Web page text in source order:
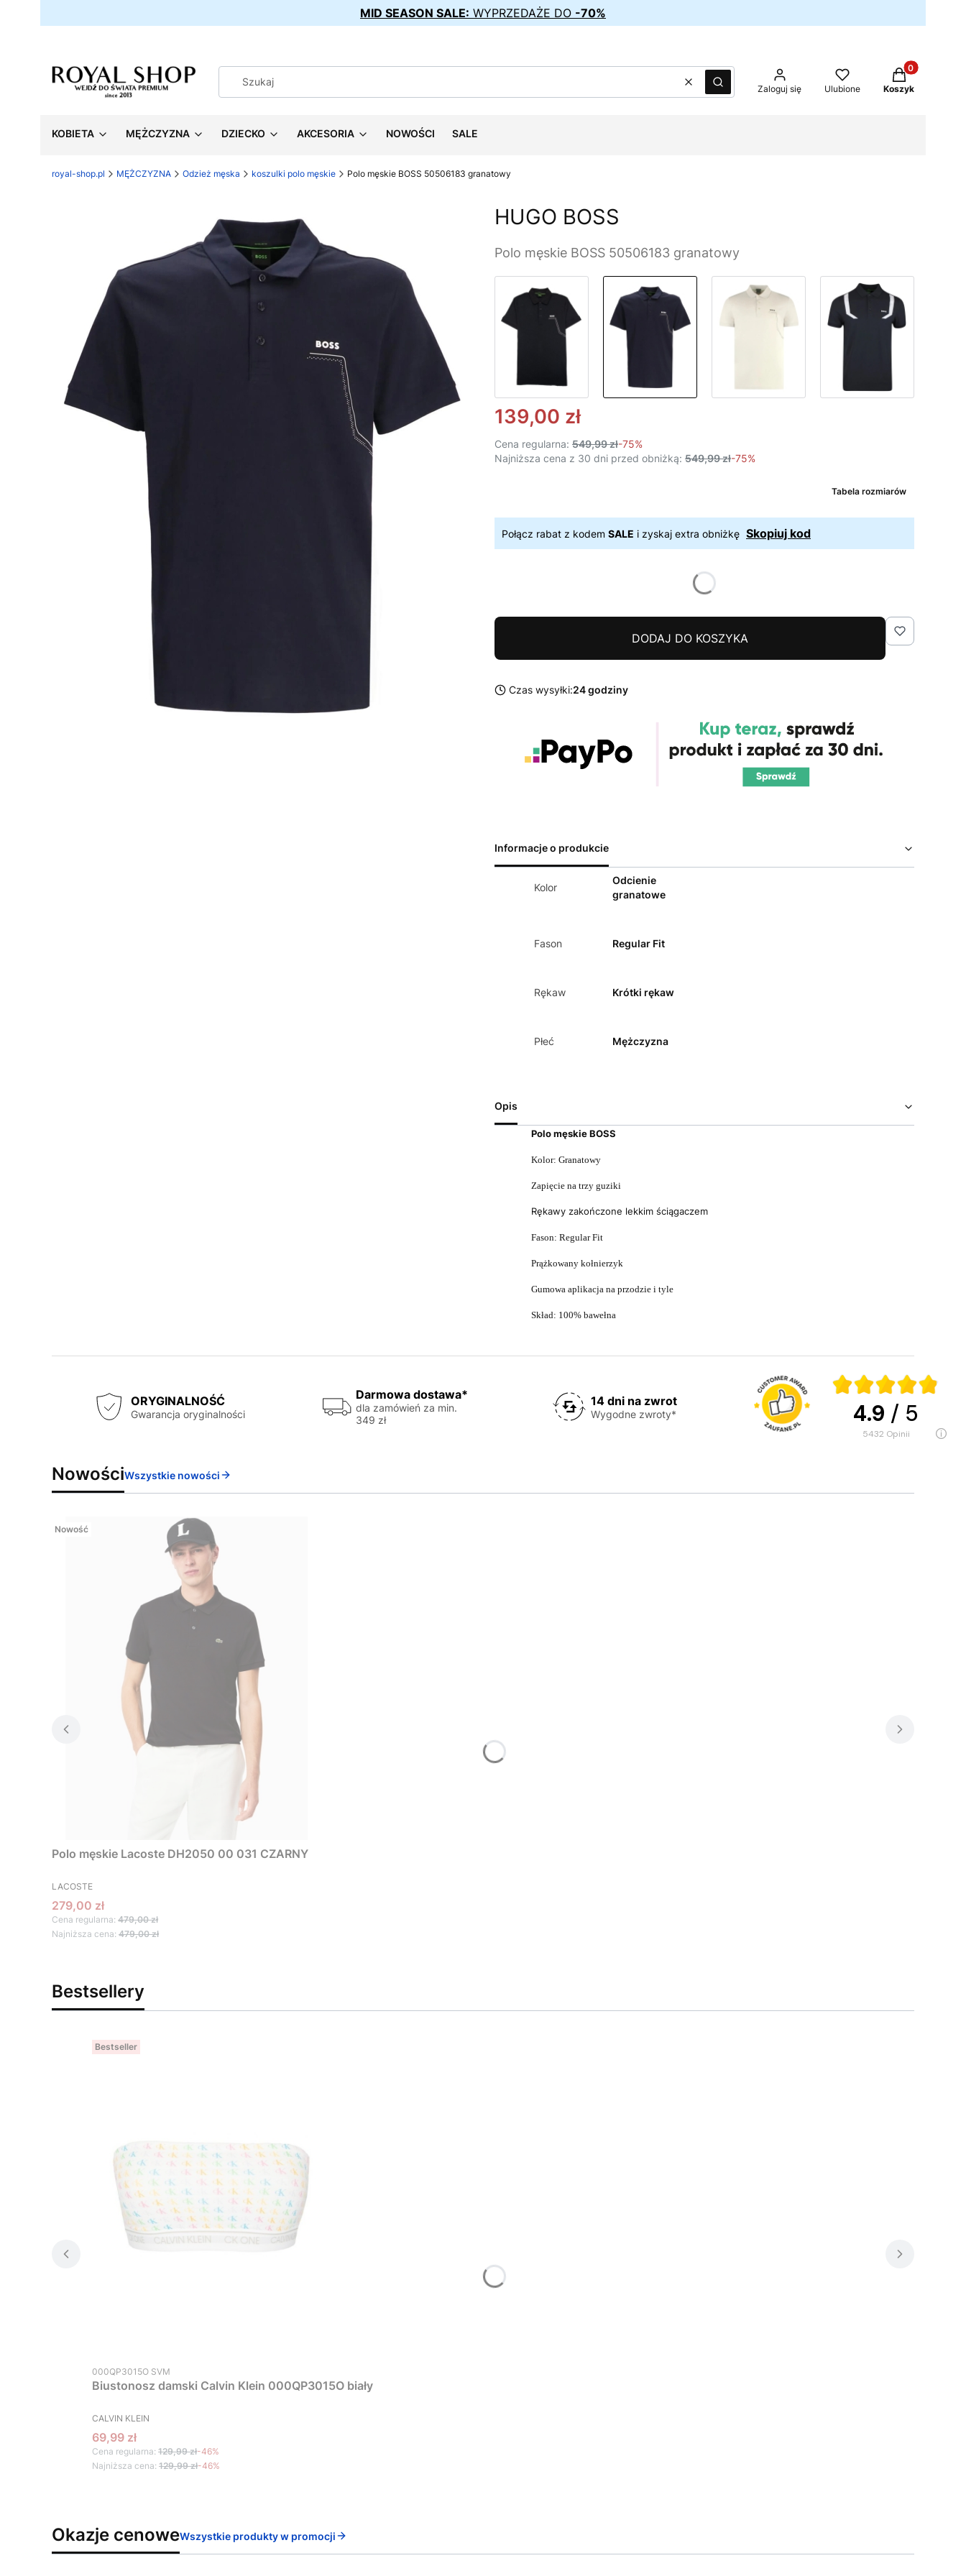
MID SEASON SALE: WYPRZEDAŻE DO -70%
WyczyśćSzukaj Zaloguj się Ulubione
Produkty w
Koszyk
KOBIETA MĘŻCZYZNA DZIECKO AKCESORIA NOWOŚCI SALE
royal-shop.pl MĘŻCZYZNA Odzież męska koszulki polo męskie Polo męskie BOSS 50506183 granatowy
HUGO BOSS
Polo męskie BOSS 50506183 granatowy
139,00 zł
Cena regularna: 549,99 zł-75%
Najniższa cena z 30 dni przed obniżką: 549,99 zł-75%
Tabela rozmiarów
Połącz rabat z kodem SALE i zyskaj extra obniżkę Skopiuj kod
DODAJ DO KOSZYKA
Czas wysyłki:24 godziny
Informacje o produkcie
Kolor
Odcienie
granatowe
Fason Regular Fit
Rękaw Krótki rękaw
Płeć Mężczyzna
Opis
Polo męskie BOSS
Kolor: Granatowy
Zapięcie na trzy guziki
Rękawy zakończone lekkim ściągaczem
Fason: Regular Fit
Prążkowany kołnierzyk
Gumowa aplikacja na przodzie i tyle
Skład: 100% bawełna
ORYGINALNOŚĆ
Gwarancja oryginalności
Darmowa dostawa*
dla zamówień za min.
349 zł
14 dni na zwrot
Wygodne zwroty* 4.9 / 5
5432 opinii
NowościWszystkie nowości
Nowość
Polo męskie Lacoste DH2050 00 031 CZARNY
PRODUCENT
LACOSTE
Cena promocyjna
279,00 zł
Cena regularna: 479,00 zł
Najniższa cena: 479,00 zł
Bestsellery
Bestseller
Kod produktu
000QP3015O SVM
Biustonosz damski Calvin Klein 000QP3015O biały
PRODUCENT
CALVIN KLEIN
Cena promocyjna
69,99 zł
Cena regularna: 129,99 zł-46%
Najniższa cena: 129,99 zł-46%
Okazje cenoweWszystkie produkty w promocji